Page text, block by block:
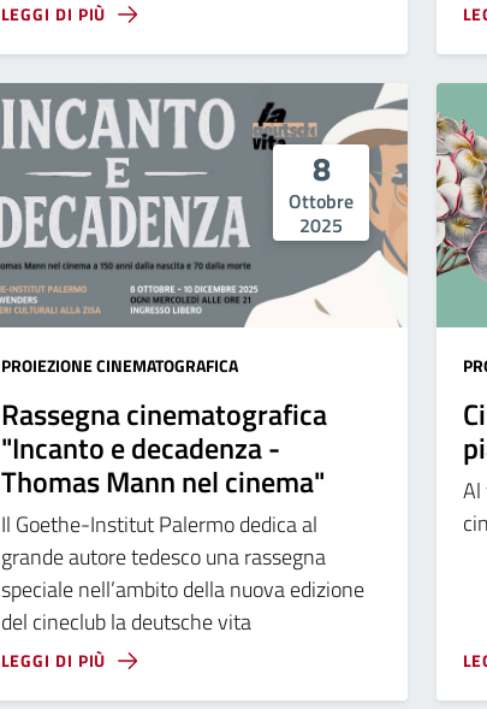
LEGGI DI PIÙ
8
Ottobre
2025
PROIEZIONE CINEMATOGRAFICA
Rassegna cinematografica
"Incanto e decadenza -
Thomas Mann nel cinema"
Il Goethe-Institut Palermo dedica al
grande autore tedesco una rassegna
speciale nell’ambito della nuova edizione
del cineclub la deutsche vita
LEGGI DI PIÙ
Al